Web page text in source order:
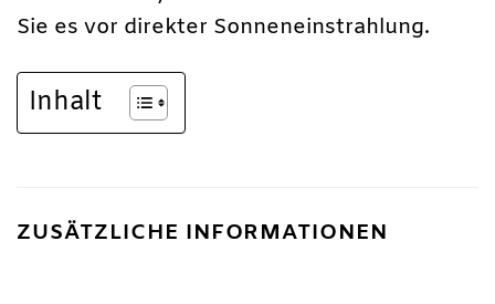
Sie es vor direkter Sonneneinstrahlung.
Inhalt
ZUSÄTZLICHE INFORMATIONEN